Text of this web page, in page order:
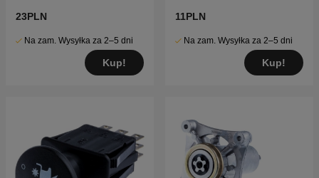
23PLN
Na zam. Wysyłka za 2–5 dni
Kup!
11PLN
Na zam. Wysyłka za 2–5 dni
Kup!